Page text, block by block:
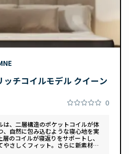
ッチコイルモデル クイーン
0
は、二層構造のポケットコイルが体
、自然に包み込むような寝心地を実
のコイルが寝返りをサポートし、
やさしくフィット。さらに新素材